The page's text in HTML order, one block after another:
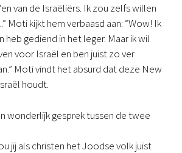
van de Israëliërs. Ik zou zelfs willen
Moti kijkt hem verbaasd aan: “Wow! Ik
heb gediend in het leger. Maar ik wil
voor Israël en ben juist zo ver
Moti vindt het absurd dat deze New
houdt.
wonderlijk gesprek tussen de twee
jij als christen het Joodse volk juist